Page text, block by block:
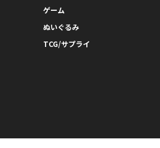
ゲーム
ぬいぐるみ
TCG/サプライ